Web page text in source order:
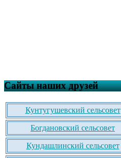
Сайты наших друзей
Кунтугушевский сельсовет
Богдановский сельсовет
Кундашлинский сельсовет